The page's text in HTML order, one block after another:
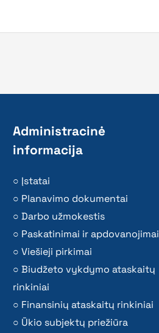
Administracinė
informacija
Įstatai
Planavimo dokumentai
Darbo užmokestis
Paskatinimai ir apdovanojimai
Viešieji pirkimai
Biudžeto vykdymo ataskaitų
rinkiniai
Finansinių ataskaitų rinkiniai
Ūkio subjektų priežiūra